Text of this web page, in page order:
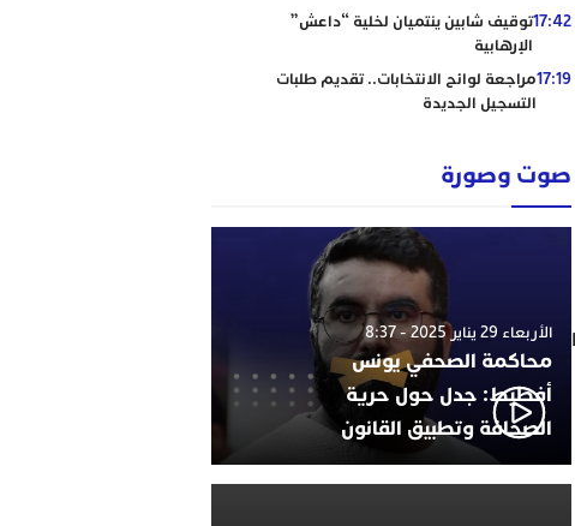
17:42توقيف شابين ينتميان لخلية “داعش”
الإرهابية
17:19مراجعة لوائح الانتخابات.. تقديم طلبات
التسجيل الجديدة
صوت وصورة
الأربعاء 29 يناير 2025 - 8:37
محاكمة الصحفي يونس
أفطيط: جدل حول حرية
الصحافة وتطبيق القانون